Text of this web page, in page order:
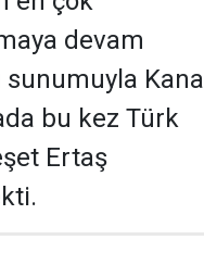
devam
sunumuyla Kanal
bu kez Türk
Ertaş